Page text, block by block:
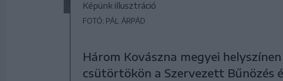
Képünk illusztráció
FOTÓ: PÁL ÁRPÁD
Három Kovászna megyei
csütörtökön a Szervezett Bűnözés